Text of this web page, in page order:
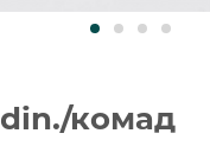
din./комад